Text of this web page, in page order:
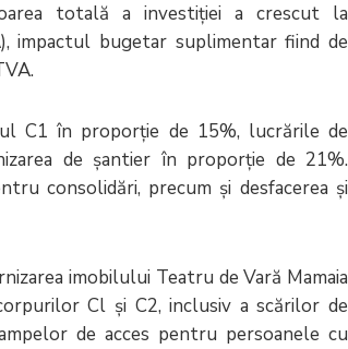
totală a investiției a crescut la
impactul bugetar suplimentar fiind de
C1 în proporție de 15%, lucrările de
de șantier în proporție de 21%.
consolidări, precum și desfacerea și
imobilului Teatru de Vară Mamaia
Cl și C2, inclusiv a scărilor de
de acces pentru persoanele cu